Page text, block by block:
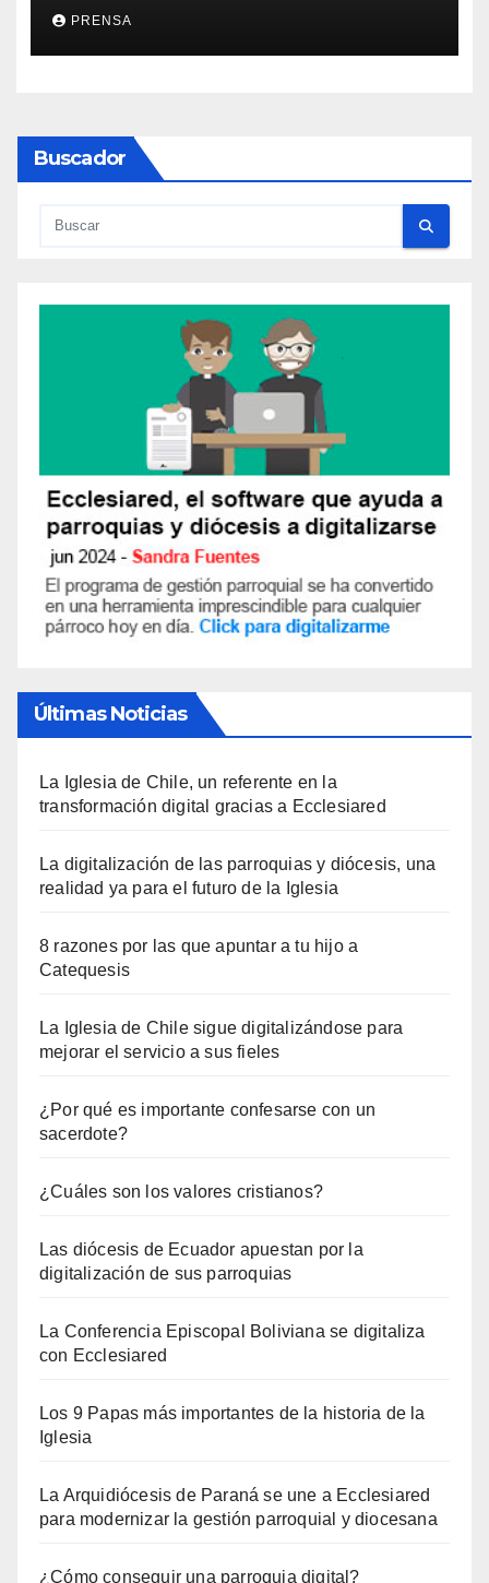
PRENSA
Buscador
Últimas Noticias
La Iglesia de Chile, un referente en la
transformación digital gracias a Ecclesiared
La digitalización de las parroquias y diócesis, una
realidad ya para el futuro de la Iglesia
8 razones por las que apuntar a tu hijo a
Catequesis
La Iglesia de Chile sigue digitalizándose para
mejorar el servicio a sus fieles
¿Por qué es importante confesarse con un
sacerdote?
¿Cuáles son los valores cristianos?
Las diócesis de Ecuador apuestan por la
digitalización de sus parroquias
La Conferencia Episcopal Boliviana se digitaliza
con Ecclesiared
Los 9 Papas más importantes de la historia de la
Iglesia
La Arquidiócesis de Paraná se une a Ecclesiared
para modernizar la gestión parroquial y diocesana
¿Cómo conseguir una parroquia digital?